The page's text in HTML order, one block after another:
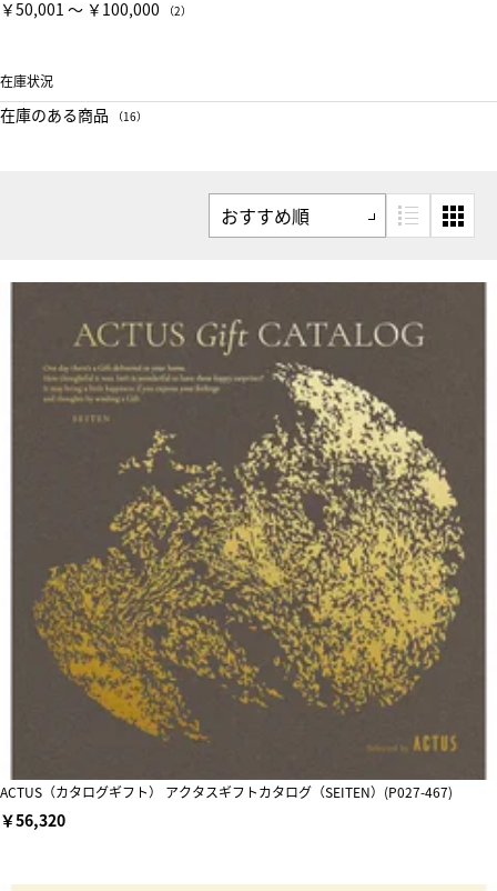
￥50,001 〜 ￥100,000 （2）
在庫状況
在庫のある商品 （16）
ACTUS（カタログギフト） アクタスギフトカタログ（SEITEN）(P027-467)
￥56,320